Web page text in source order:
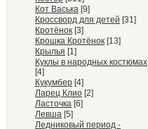
Кот Васька [9]
Кроссворд для детей [31]
Кротёнок [3]
Крошка Кротёнок [13]
Крылья [1]
Куклы в народных костюмах
[4]
Кукумбер [4]
Ларец Клио [2]
Ласточка [6]
Левша [5]
Ледниковый период -